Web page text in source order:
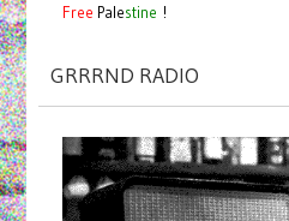
Free Palestine !
GRRRND RADIO